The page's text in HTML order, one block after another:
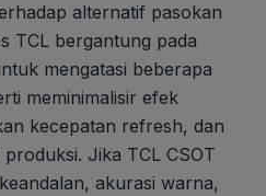
alternatif pasokan
TCL bergantung pada
mengatasi beberapa
meminimalisir efek
kecepatan refresh, dan
Jika TCL CSOT
akurasi warna,